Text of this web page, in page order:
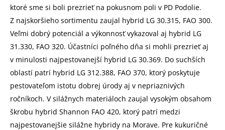
ktoré sme si boli prezrieť na pokusnom poli v PD Podolie.
Z najskoršieho sortimentu zaujal hybrid LG 30.315, FAO 300.
Veľmi dobrý potenciál a výkonnosť vykazoval aj hybrid LG
31.330, FAO 320. Účastníci poľného dňa si mohli prezrieť aj
v minulosti najpestovanejší hybrid LG 30.369. Do suchších
oblastí patrí hybrid LG 312.388, FAO 370, ktorý poskytuje
pestovateľom istotu dobrej úrody aj v nepriaznivých
ročníkoch. V silážnych materiáloch zaujal vysokým obsahom
škrobu hybrid Shannon FAO 420, ktorý patrí medzi
najpestovanejšie silážne hybridy na Morave. Pre kukuričné